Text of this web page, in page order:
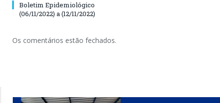
Boletim Epidemiológico
(06/11/2022) a (12/11/2022)
Os comentários estão fechados.